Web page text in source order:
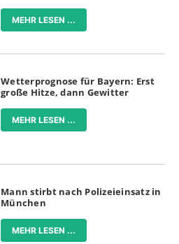
MEHR LESEN ...
Wetterprognose für Bayern: Erst
große Hitze, dann Gewitter
MEHR LESEN ...
Mann stirbt nach Polizeieinsatz in
München
MEHR LESEN ...